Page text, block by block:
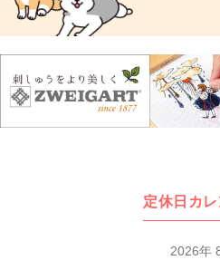
定休日カ
2026年